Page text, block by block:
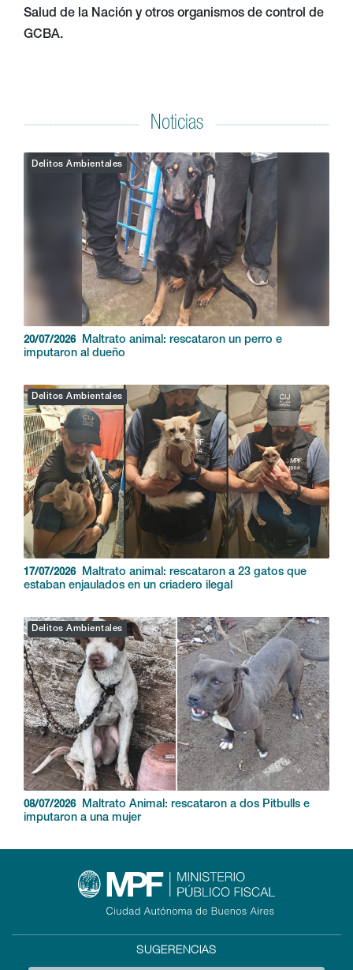
Salud de la Nación y otros organismos de control de
GCBA.
Noticias
Delitos Ambientales
20/07/2026
Maltrato animal: rescataron un perro e
imputaron al dueño
Delitos Ambientales
17/07/2026
Maltrato animal: rescataron a 23 gatos que
estaban enjaulados en un criadero ilegal
Delitos Ambientales
08/07/2026
Maltrato Animal: rescataron a dos Pitbulls e
imputaron a una mujer
SUGERENCIAS